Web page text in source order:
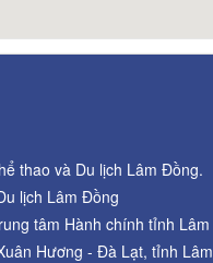
thao và Du lịch Lâm Đồng.
lịch Lâm Đồng
tâm Hành chính tỉnh Lâm
Hương - Đà Lạt, tỉnh Lâm